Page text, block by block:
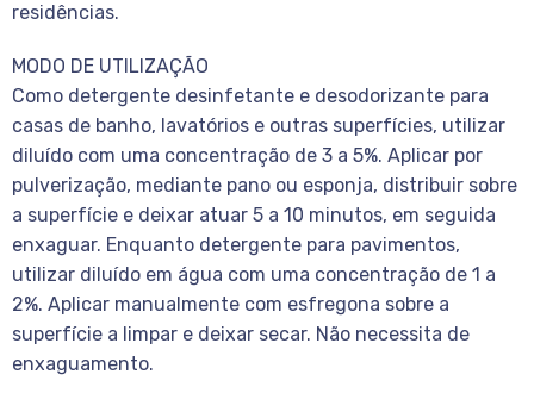
residências.
MODO DE UTILIZAÇÃO
Como detergente desinfetante e desodorizante para
casas de banho, lavatórios e outras superfícies, utilizar
diluído com uma concentração de 3 a 5%. Aplicar por
pulverização, mediante pano ou esponja, distribuir sobre
a superfície e deixar atuar 5 a 10 minutos, em seguida
enxaguar. Enquanto detergente para pavimentos,
utilizar diluído em água com uma concentração de 1 a
2%. Aplicar manualmente com esfregona sobre a
superfície a limpar e deixar secar. Não necessita de
enxaguamento.